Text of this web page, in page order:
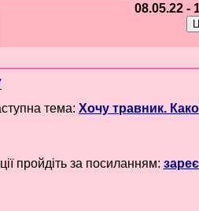
08.05.22 -
тема: Хочу травник.
пройдіть за посиланням: